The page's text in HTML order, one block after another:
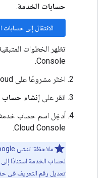
حسابات الخدمة.
الانتقال إلى حسابات
Console.
اختَر مشروعًا على Google Cloud.
انقر على إنشاء
Cloud Console.
لحساب الخدمة استنادًا
تعديل رقم التعريف في